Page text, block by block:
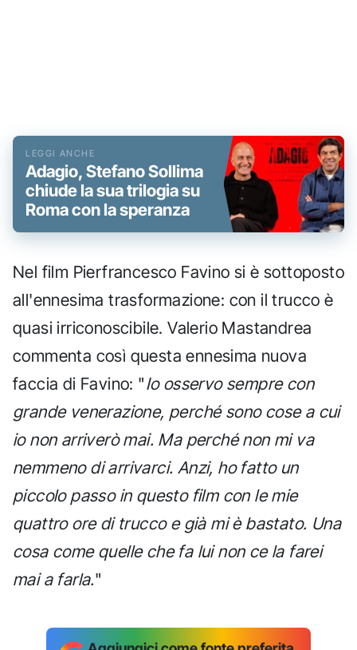
Adagio, Stefano Sollima
chiude la sua trilogia su
Roma con la speranza
Nel film Pierfrancesco Favino si è sottoposto
all'ennesima trasformazione: con il trucco è
quasi irriconoscibile. Valerio Mastandrea
commenta così questa ennesima nuova
faccia di Favino: "Io osservo sempre con
grande venerazione, perché sono cose a cui
io non arriverò mai. Ma perché non mi va
nemmeno di arrivarci. Anzi, ho fatto un
piccolo passo in questo film con le mie
quattro ore di trucco e già mi è bastato. Una
cosa come quelle che fa lui non ce la farei
mai a farla."